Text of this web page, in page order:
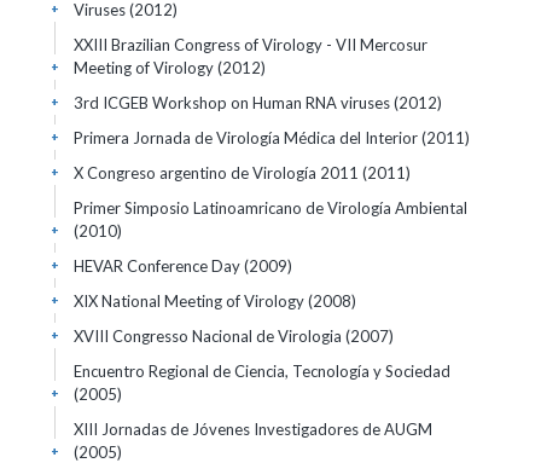
Viruses(2012)
+
XXIII Brazilian Congress of Virology - VII Mercosur
Meeting of Virology(2012)
+
3rd ICGEB Workshop on Human RNA viruses(2012)
+
Primera Jornada de Virología Médica del Interior(2011)
+
X Congreso argentino de Virología 2011 (2011)
+
Primer Simposio Latinoamricano de Virología Ambiental
(2010)
+
HEVAR Conference Day(2009)
+
XIX National Meeting of Virology(2008)
+
XVIII Congresso Nacional de Virologia (2007)
+
Encuentro Regional de Ciencia, Tecnología y Sociedad
(2005)
+
XIII Jornadas de Jóvenes Investigadores de AUGM
(2005)
+